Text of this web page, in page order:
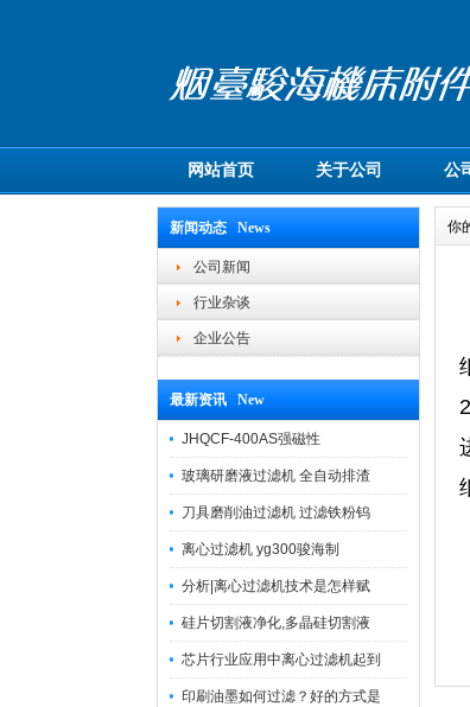
网站首页 关于公司 公
新闻动态 News
公司新闻
行业杂谈
企业公告
最新资讯 New
JHQCF-400AS强磁性
玻璃研磨液过滤机 全自动排渣
刀具磨削油过滤机 过滤铁粉钨
离心过滤机 yg300骏海制
分析|离心过滤机技术是怎样赋
硅片切割液净化,多晶硅切割液
芯片行业应用中离心过滤机起到
印刷油墨如何过滤？好的方式是
你